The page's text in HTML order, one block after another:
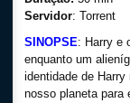
Servidor: Torrent
SINOPSE: Harry e
enquanto um
identidade de Harry
nosso planeta para